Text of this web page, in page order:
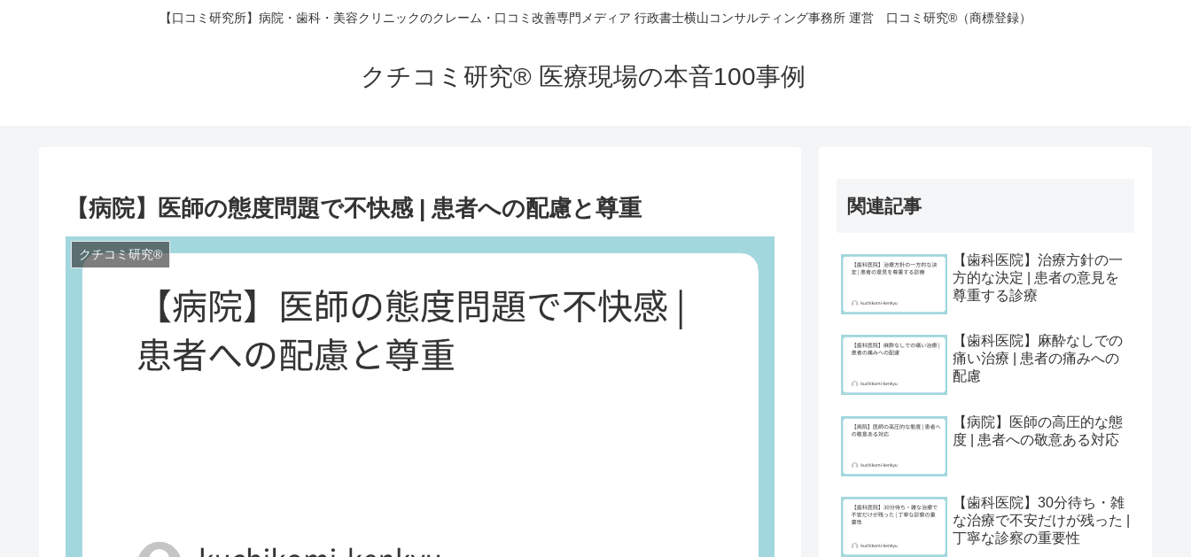
【口コミ研究所】病院・歯科・美容クリニックのクレーム・口コミ改善専門メディア 行政書士横山コンサルティング事務所 運営 口コミ研究®（商標登録）
クチコミ研究® 医療現場の本音100事例
【病院】医師の態度問題で不快感 | 患者への配慮と尊重
クチコミ研究®
関連記事
【歯科医院】治療方針の一
方的な決定 | 患者の意見を
尊重する診療
【歯科医院】麻酔なしでの
痛い治療 | 患者の痛みへの
配慮
【病院】医師の高圧的な態
度 | 患者への敬意ある対応
【歯科医院】30分待ち・雑
な治療で不安だけが残った |
丁寧な診察の重要性